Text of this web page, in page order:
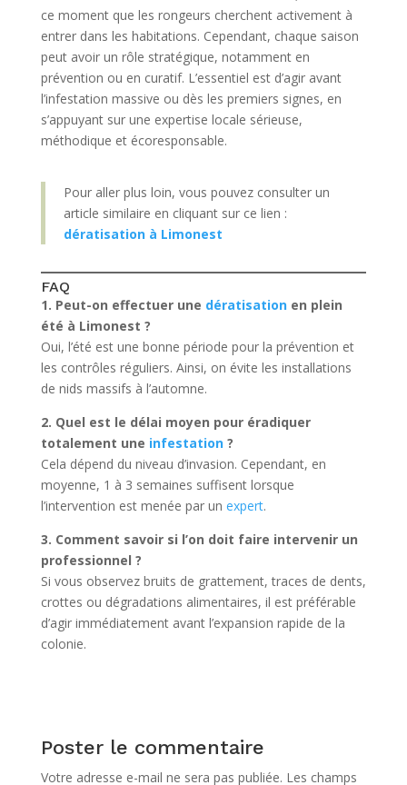
ce moment que les rongeurs cherchent activement à
entrer dans les habitations. Cependant, chaque saison
peut avoir un rôle stratégique, notamment en
prévention ou en curatif. L’essentiel est d’agir avant
l’infestation massive ou dès les premiers signes, en
s’appuyant sur une expertise locale sérieuse,
méthodique et écoresponsable.
Pour aller plus loin, vous pouvez consulter un
article similaire en cliquant sur ce lien :
dératisation à Limonest
FAQ
1. Peut-on effectuer une dératisationen plein
été à Limonest ?
Oui, l’été est une bonne période pour la prévention et
les contrôles réguliers. Ainsi, on évite les installations
de nids massifs à l’automne.
2. Quel est le délai moyen pour éradiquer
totalement une infestation?
Cela dépend du niveau d’invasion. Cependant, en
moyenne, 1 à 3 semaines suffisent lorsque
l’intervention est menée par un expert.
3. Comment savoir si l’on doit faire intervenir un
professionnel ?
Si vous observez bruits de grattement, traces de dents,
crottes ou dégradations alimentaires, il est préférable
d’agir immédiatement avant l’expansion rapide de la
colonie.
Poster le commentaire
Votre adresse e-mail ne sera pas publiée. Les champs